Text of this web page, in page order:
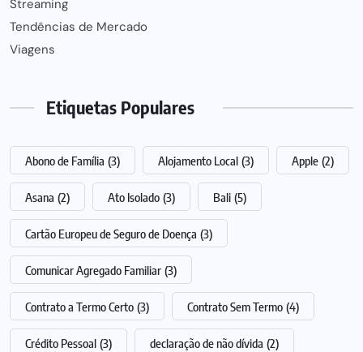
Streaming
Tendências de Mercado
Viagens
Etiquetas Populares
Abono de Família (3) Alojamento Local (3) Apple (2)
Asana (2) Ato Isolado (3) Bali (5)
Cartão Europeu de Seguro de Doença (3)
Comunicar Agregado Familiar (3)
Contrato a Termo Certo (3) Contrato Sem Termo (4)
Crédito Pessoal (3) declaração de não dívida (2)